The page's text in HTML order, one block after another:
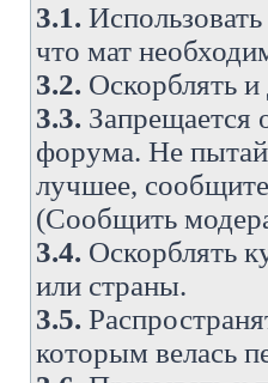
3.1.
что мат
3.2. Оскорблять
3.3. Запрещается
форума. Не
лучшее,
(Сообщить
3.4. Оскорблять
или страны.
3.5.
которым велась